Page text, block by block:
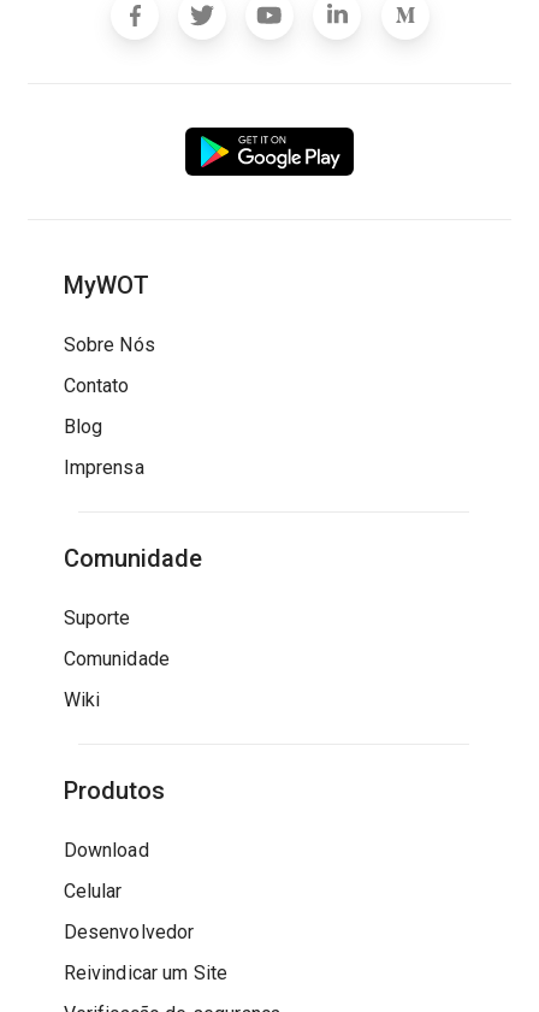
MyWOT
Sobre Nós
Contato
Blog
Imprensa
Comunidade
Suporte
Comunidade
Wiki
Produtos
Download
Celular
Desenvolvedor
Reivindicar um Site